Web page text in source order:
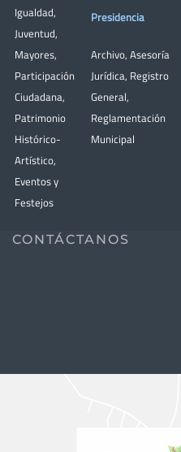
Igualdad,
Juventud,
Mayores,
Participación
Ciudadana,
Patrimonio
Histórico-
Artístico,
Eventos y
Festejos
Presidencia
Archivo, Asesoría
Jurídica, Registro
General,
Reglamentación
Municipal
CONTÁCTANOS